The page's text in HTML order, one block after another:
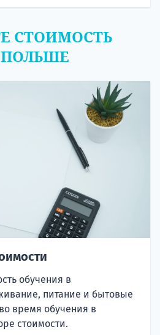
СТОИМОСТЬ
обучения в
питание и бытовые
время обучения в
стоимости.